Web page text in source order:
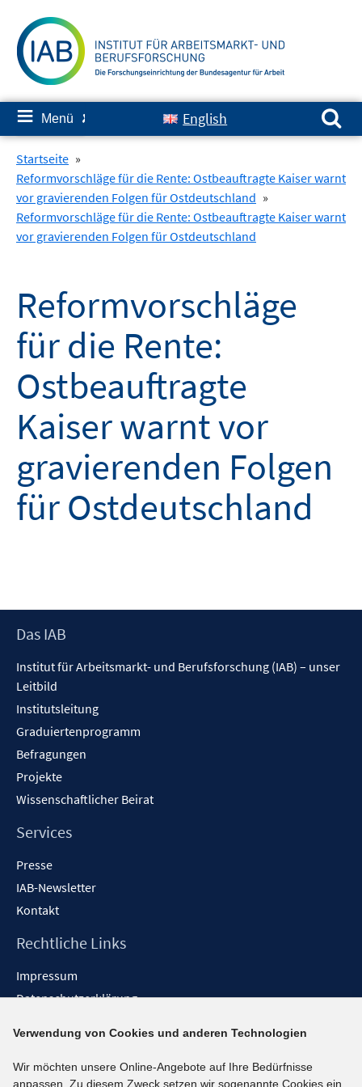
zum
Inhalt
≡ Menü ✘ English
Suchen nach:
Startseite »
Reformvorschläge für die Rente: Ostbeauftragte Kaiser warnt
vor gravierenden Folgen für Ostdeutschland »
Reformvorschläge für die Rente: Ostbeauftragte Kaiser warnt
vor gravierenden Folgen für Ostdeutschland
Reformvorschläge
für die Rente:
Ostbeauftragte
Kaiser warnt vor
gravierenden Folgen
für Ostdeutschland
Footer
Das IAB
Institut für Arbeitsmarkt- und Berufsforschung (IAB) – unser
Leitbild
Institutsleitung
Graduiertenprogramm
Befragungen
Projekte
Wissenschaftlicher Beirat
Services
Presse
IAB-Newsletter
Kontakt
Rechtliche Links
Impressum
Datenschutzerklärung
Barrieren melden
Social-Media-Kanäle
Verwendung von Cookies und anderen Technologien
Wir möchten unsere Online-Angebote auf Ihre Bedürfnisse
anpassen. Zu diesem Zweck setzen wir sogenannte Cookies ein.